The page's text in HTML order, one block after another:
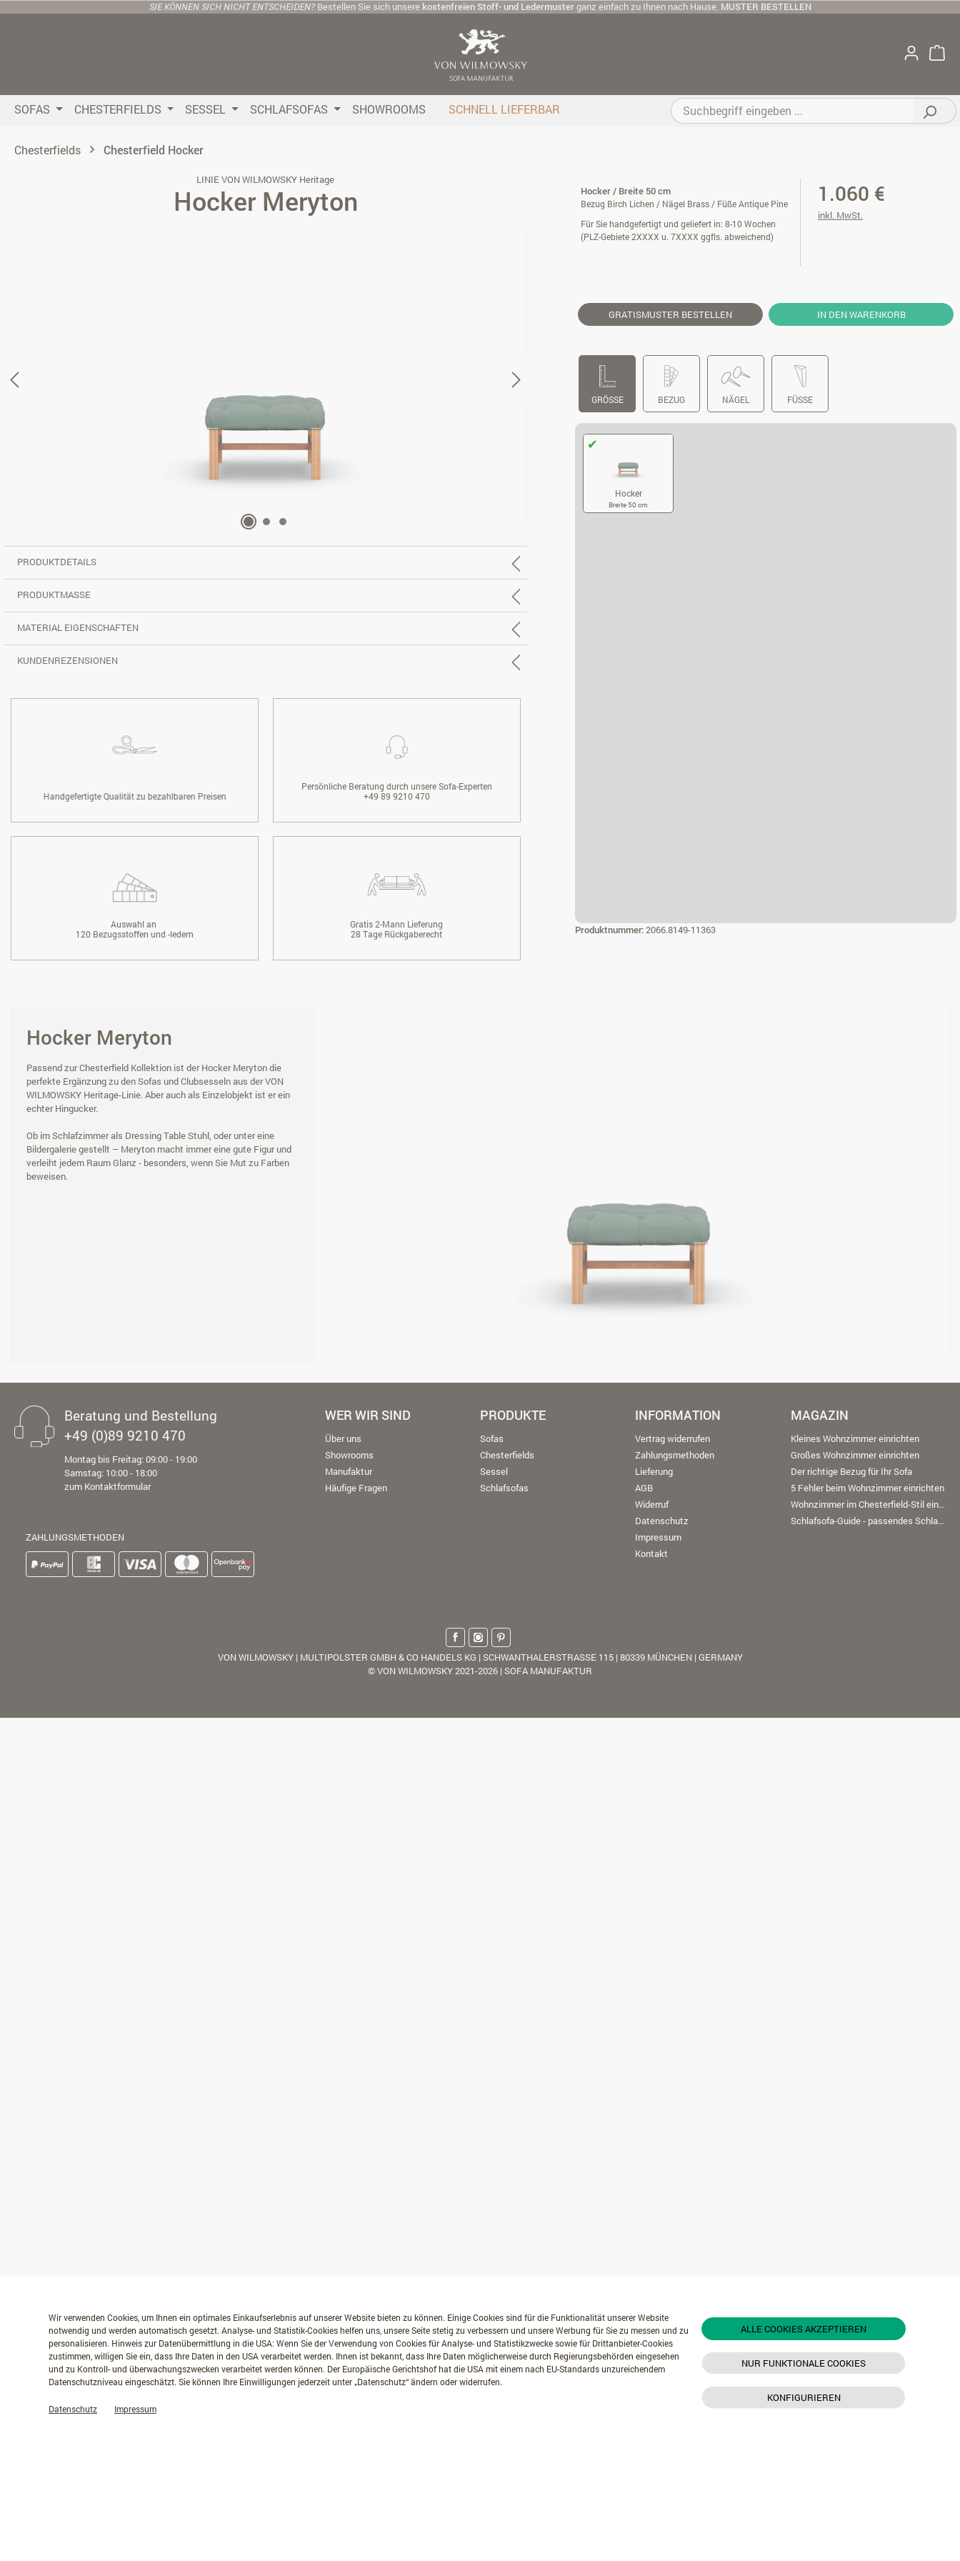
Hauptinhalt springen
Zur Suche springen
Zur Hauptnavigation springen
SIE KÖNNEN SICH NICHT ENTSCHEIDEN? Bestellen Sie sich unsere kostenfreien Stoff- und Ledermusterganz einfach zu Ihnen nach Hause. MUSTER BESTELLEN
SOFAS CHESTERFIELDS SESSEL SCHLAFSOFAS SHOWROOMS SCHNELL LIEFERBAR
Chesterfields Chesterfield Hocker
LINIE VON WILMOWSKY Heritage
Hocker Meryton Hocker / Breite 50 cm
Bezug Birch Lichen / Nägel Brass / Füße Antique Pine
Für Sie handgefertigt und geliefert in: 8-10 Wochen
(PLZ-Gebiete 2XXXX u. 7XXXX ggfls. abweichend)
1.060 €
inkl. MwSt.
GRATISMUSTER BESTELLEN IN DEN WARENKORB
GRÖSSE BEZUG NÄGEL FÜSSE
Hocker
Breite 50 cm
Produktnummer:2066.8149-11363
PRODUKTDETAILS
PRODUKTMASSE
MATERIAL EIGENSCHAFTEN
KUNDENREZENSIONEN
Handgefertigte Qualität zu bezahlbaren Preisen
Persönliche Beratung durch unsere Sofa-Experten
+49 89 9210 470
Auswahl an
120 Bezugsstoffen und -ledern
Gratis 2-Mann Lieferung
28 Tage Rückgaberecht
Hocker Meryton
Passend zur Chesterfield Kollektion ist der Hocker Meryton die
perfekte Ergänzung zu den Sofas und Clubsesseln aus der VON
WILMOWSKY Heritage-Linie. Aber auch als Einzelobjekt ist er ein
echter Hingucker.
Ob im Schlafzimmer als Dressing Table Stuhl, oder unter eine
Bildergalerie gestellt – Meryton macht immer eine gute Figur und
verleiht jedem Raum Glanz - besonders, wenn Sie Mut zu Farben
beweisen.
Beratung und Bestellung
+49 (0)89 9210 470
Montag bis Freitag: 09:00 - 19:00
Samstag: 10:00 - 18:00
zum Kontaktformular
ZAHLUNGSMETHODEN
WER WIR SIND
Über uns
Showrooms
Manufaktur
Häufige Fragen
PRODUKTE
Sofas
Chesterfields
Sessel
Schlafsofas
INFORMATION
Vertrag widerrufen
Zahlungsmethoden
Lieferung
AGB
Widerruf
Datenschutz
Impressum
Kontakt
MAGAZIN
Kleines Wohnzimmer einrichten
Großes Wohnzimmer einrichten
Der richtige Bezug für Ihr Sofa
5 Fehler beim Wohnzimmer einrichten
Wohnzimmer im Chesterfield-Stil einrichten
Schlafsofa-Guide - passendes Schlafsofa finden
VON WILMOWSKY | MULTIPOLSTER GMBH & CO HANDELS KG | SCHWANTHALERSTRASSE 115 | 80339 MÜNCHEN | GERMANY
© VON WILMOWSKY 2021-2026 | SOFA MANUFAKTUR
Wir verwenden Cookies, um Ihnen ein optimales Einkaufserlebnis auf unserer Website bieten zu können. Einige Cookies sind für die Funktionalität unserer Website
notwendig und werden automatisch gesetzt. Analyse- und Statistik-Cookies helfen uns, unsere Seite stetig zu verbessern und unsere Werbung für Sie zu messen und zu
personalisieren. Hinweis zur Datenübermittlung in die USA: Wenn Sie der Verwendung von Cookies für Analyse- und Statistikzwecke sowie für Drittanbieter-Cookies
zustimmen, willigen Sie ein, dass Ihre Daten in den USA verarbeitet werden. Ihnen ist bekannt, dass Ihre Daten möglicherweise durch Regierungsbehörden eingesehen
und zu Kontroll- und überwachungszwecken verarbeitet werden können. Der Europäische Gerichtshof hat die USA mit einem nach EU-Standards unzureichendem
Datenschutzniveau eingeschätzt. Sie können Ihre Einwilligungen jederzeit unter „Datenschutz“ ändern oder widerrufen.
Datenschutz Impressum
ALLE COOKIES AKZEPTIEREN
NUR FUNKTIONALE COOKIES
KONFIGURIEREN